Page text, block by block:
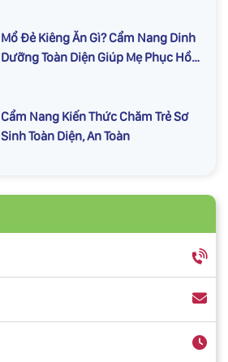
Mổ Đẻ Kiêng Ăn Gì? Cẩm Nang Dinh
Dưỡng Toàn Diện Giúp Mẹ Phục Hồi
Cẩm Nang Kiến Thức Chăm Trẻ Sơ
Sinh Toàn Diện, An Toàn